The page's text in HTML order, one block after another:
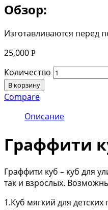
Обзор:
Изготавливаются перед
25,000 Р
Количество
В корзину
Compare
Описание
Граффити
Граффити куб – куб для
так и взрослых.
1.Куб мягкий для